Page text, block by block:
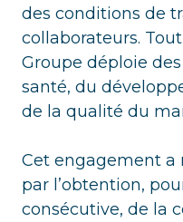
des conditions de
collaborateurs.
Groupe déploie
santé, du
de la qualité du
Cet engagement
par l’obtention,
consécutive, de la